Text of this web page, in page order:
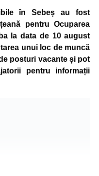
persoana aflată în
include, pe lângă
Săsciori, și datele de
numere de telefon și
interesate să
în Sebeș au fost
pentru Ocuparea
la data de 10 august
unui loc de muncă
posturi vacante și pot
pentru informații